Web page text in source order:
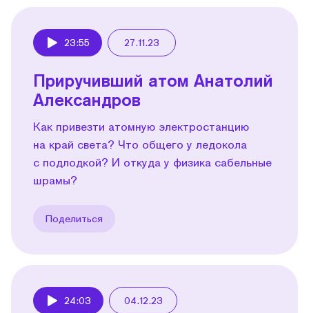
23:55 27.11.23
Приручивший атом Анатолий
Александров
Как привезти атомную электростанцию
на край света? Что общего у ледокола
с подлодкой? И откуда у физика сабельные
шрамы?
Поделиться
24:03 04.12.23